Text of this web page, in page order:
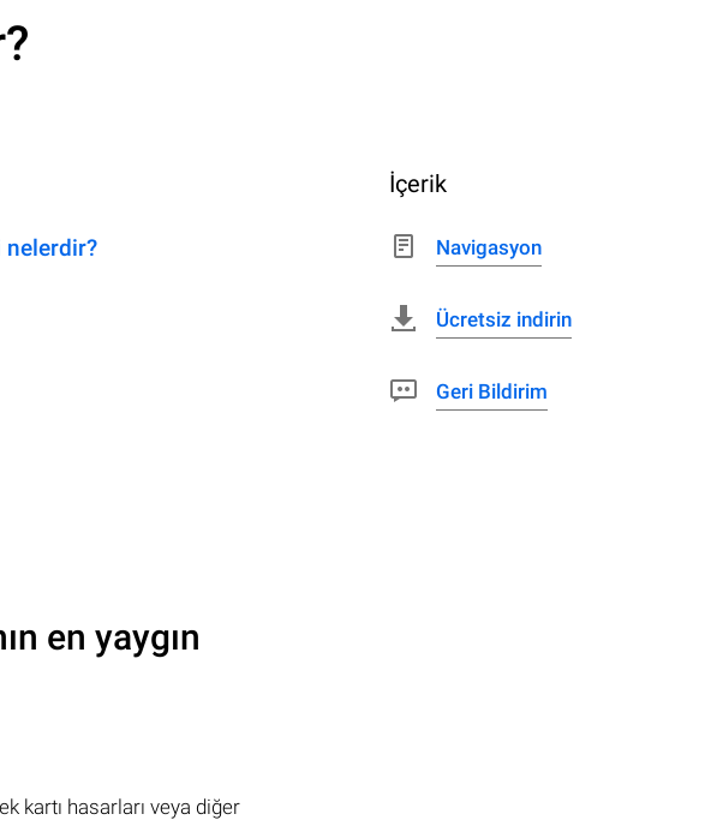
nelerdir?
en yaygın
kartı hasarları veya diğer
İçerik
Navigasyon
Ücretsiz indirin
Geri Bildirim